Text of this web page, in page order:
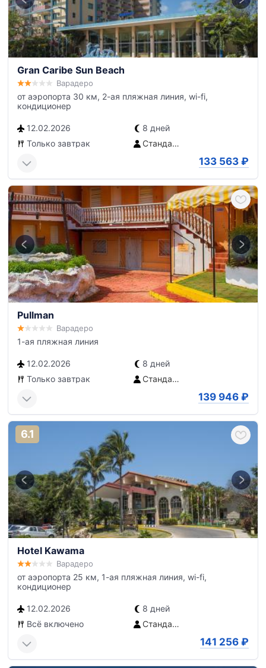
Gran Caribe Sun Beach
Варадеро
от аэропорта 30 км, 2-ая пляжная линия, wi-fi,
кондиционер
12.02.2026
8 дней
Только завтрак
Стандартный номер
133 563 ₽
Pullman
Варадеро
1-ая пляжная линия
12.02.2026
8 дней
Только завтрак
Стандартный номер
139 946 ₽
6.1
Hotel Kawama
Варадеро
от аэропорта 25 км, 1-ая пляжная линия, wi-fi,
кондиционер
12.02.2026
8 дней
Всё включено
Стандартный номер
141 256 ₽